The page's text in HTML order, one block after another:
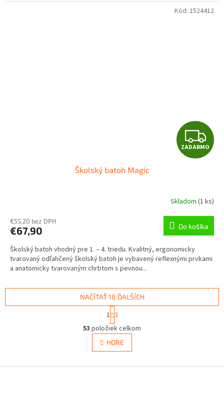
Z
A
A
R
M
O
ZADARMO
Školský batoh Magic
Skladom (1 ks)
€55,20 bez DPH
€67,90 Do košíka
Školský batoh vhodný pre 1. – 4. triedu. Kvalitný, ergonomicky
tvarovaný odľahčený školský batoh je vybavený reflexnými prvkami
a anatomicky tvarovaným chrbtom s pevnou...
Kód: 1524412
O
v
l
á
NAČÍTAŤ 18 ĎALŠÍCH
t
r
á
n
k
v
1 3
53 položiek celkom
HORE